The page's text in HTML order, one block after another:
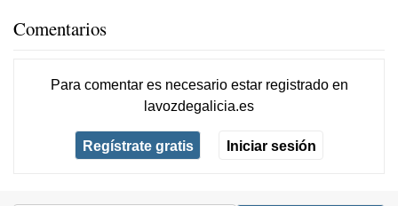
Comentarios
Para comentar es necesario estar registradoen
lavozdegalicia.es
Regístrate gratis Iniciar sesión